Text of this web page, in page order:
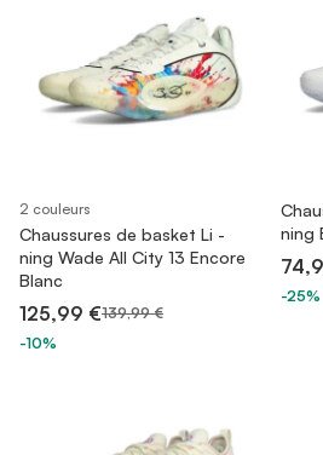
2 couleurs
Chaussures de basket Li -
ning Wade All City 13 Encore
Blanc
125,99 €139,99 €
-10%
ning
-25%